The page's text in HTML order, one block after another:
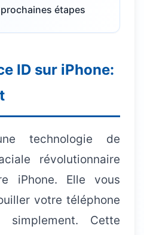
étapes
ID sur iPhone:
technologie de
révolutionnaire
iPhone. Elle vous
votre téléphone
Cette